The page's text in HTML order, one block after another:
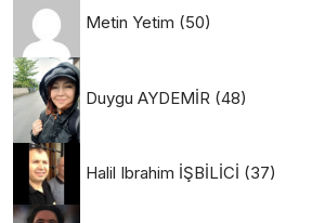
Metin Yetim (50)
Duygu AYDEMİR (48)
Halil Ibrahim İŞBİLİCİ (37)